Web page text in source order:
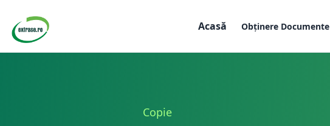
Acasă Obținere Documente
Copie